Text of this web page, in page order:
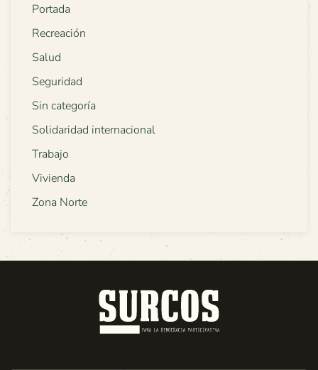
Portada
Recreación
Salud
Seguridad
Sin categoría
Solidaridad internacional
Trabajo
Vivienda
Zona Norte